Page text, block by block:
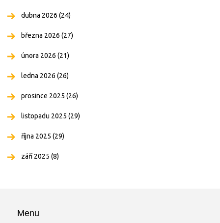
dubna 2026 (24)
března 2026 (27)
února 2026 (21)
ledna 2026 (26)
prosince 2025 (26)
listopadu 2025 (29)
října 2025 (29)
září 2025 (8)
Menu